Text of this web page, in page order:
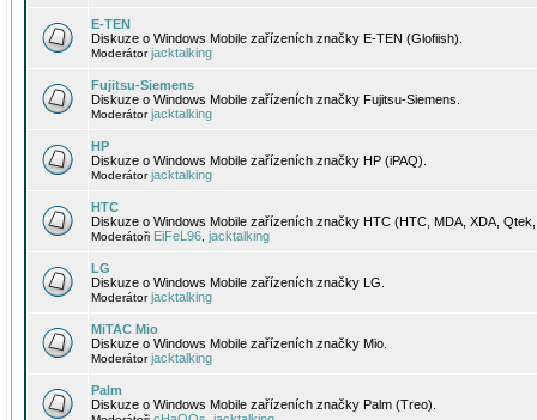
E-TEN
Diskuze o Windows Mobile zařízeních značky E-TEN (Glofiish).
Moderátorjacktalking
Fujitsu-Siemens
Diskuze o Windows Mobile zařízeních značky Fujitsu-Siemens.
Moderátorjacktalking
HP
Diskuze o Windows Mobile zařízeních značky HP (iPAQ).
Moderátorjacktalking
HTC
Diskuze o Windows Mobile zařízeních značky HTC (HTC, MDA, XDA,
Moderátoři EiFeL96 jacktalking
LG
Diskuze o Windows Mobile zařízeních značky LG.
Moderátorjacktalking
MiTAC Mio
Diskuze o Windows Mobile zařízeních značky Mio.
Moderátorjacktalking
Palm
Diskuze o Windows Mobile zařízeních značky Palm (Treo).